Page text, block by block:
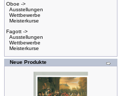
Oboe ->
Ausstellungen
Wettbewerbe
Meisterkurse
Fagott ->
Ausstellungen
Wettbewerbe
Meisterkurse
Neue Produkte